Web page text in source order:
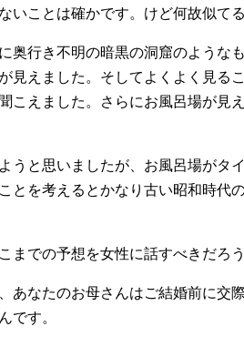
いことは確かです。けど何故似て
奥行き不明の暗黒の洞窟のような
見えました。そしてよくよく見る
こえました。さらにお風呂場が見
うと思いましたが、お風呂場がタ
とを考えるとかなり古い昭和時代
までの予想を女性に話すべきだろ
あなたのお母さんはご結婚前に交
です。